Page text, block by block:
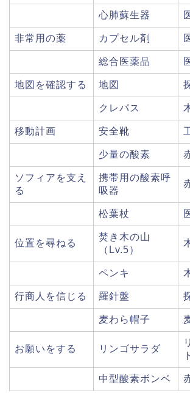
心肺蘇生器
非常用の薬 カプセル剤
総合医薬品
地図を確認する 地図
クレパス
移動計画 安全靴
少量の酸素
ソフィアを支え
る
携帯用の酸素呼
吸器
松葉杖
位置を尋ねる
焚き木の山
（Lv.5）
ペンキ
行商人を信じる 羅針盤
麦わら帽子
お願いをする リンゴサラダ
ト
中型酸素ボンベ